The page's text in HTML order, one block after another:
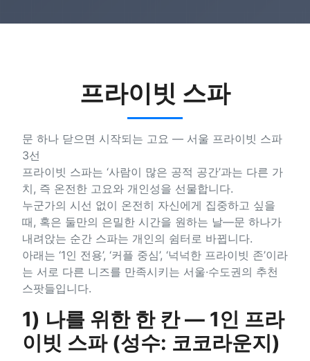
프라이빗 스파
문 하나 닫으면 시작되는 고요 — 서울 프라이빗 스파
3선
프라이빗 스파는 ‘사람이 많은 공적 공간’과는 다른 가
치, 즉 온전한 고요와 개인성을 선물합니다.
누군가의 시선 없이 온전히 자신에게 집중하고 싶을
때, 혹은 둘만의 은밀한 시간을 원하는 날—문 하나가
내려앉는 순간 스파는 개인의 쉼터로 바뀝니다.
아래는 ‘1인 전용’, ‘커플 중심’, ‘넉넉한 프라이빗 존’이라
는 서로 다른 니즈를 만족시키는 서울·수도권의 추천
스팟들입니다.
1) 나를 위한 한 칸 — 1인 프라
이빗 스파 (성수: 코코라운지)